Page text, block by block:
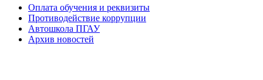
Оплата обучения и реквизиты
Противодействие коррупции
Автошкола ПГАУ
Архив новостей